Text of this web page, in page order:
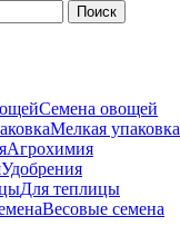
Поиск
Семена овощей
Мелкая упаковка
Агрохимия
Удобрения
Для теплицы
Весовые семена